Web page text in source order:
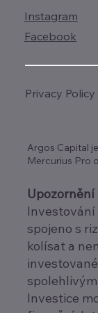
Instagram
Facebook
Argos Capital
Mercurius Pro
Upozornění
spojeno s
kolísat a
Investice
Privacy Policy